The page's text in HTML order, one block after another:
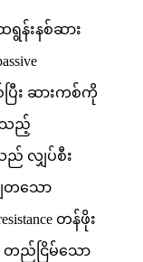
ရွန်းနစ်ဆား
စ်ပြီး ဆားကစ်ကို
သည့်
လျှပ်စီး
တသော
တန်ဖိုး
တည်ငြိမ်သော